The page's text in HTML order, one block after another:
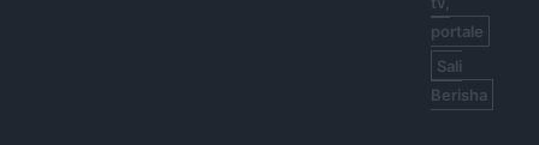
portale
Sali
Berisha